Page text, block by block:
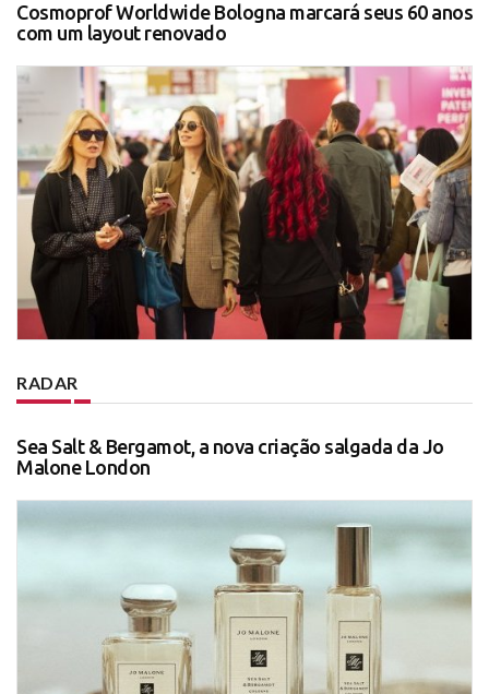
Cosmoprof Worldwide Bologna marcará seus 60 anos
com um layout renovado
RADAR
Sea Salt & Bergamot, a nova criação salgada da Jo
Malone London